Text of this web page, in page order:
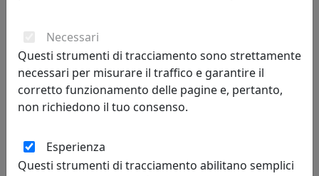
Ferroluce
540,00 €
Necessari
Questi strumenti di tracciamento sono strettamente
necessari per misurare il traffico e garantire il
corretto funzionamento delle pagine e, pertanto,
non richiedono il tuo consenso.
Esperienza
Questi strumenti di tracciamento abilitano semplici